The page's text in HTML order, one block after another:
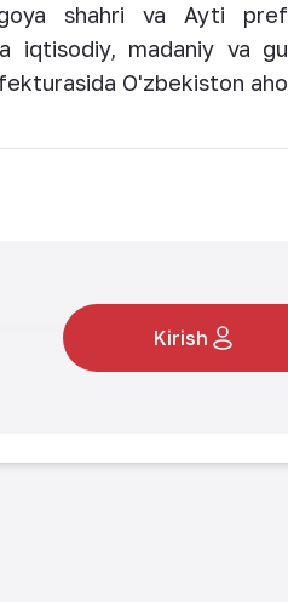
shahri va Ayti
iqtisodiy, madaniy va
O'zbekiston
Kirish